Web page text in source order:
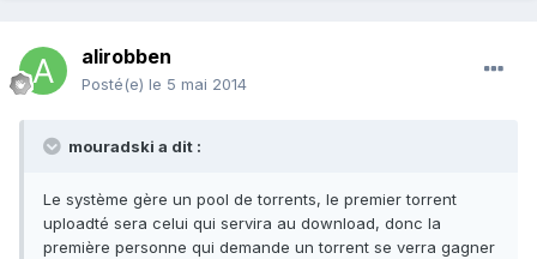
alirobben
Posté(e) le 5 mai 2014
mouradski a dit :
Le système gère un pool de torrents, le premier torrent
uploadté sera celui qui servira au download, donc la
première personne qui demande un torrent se verra gagner